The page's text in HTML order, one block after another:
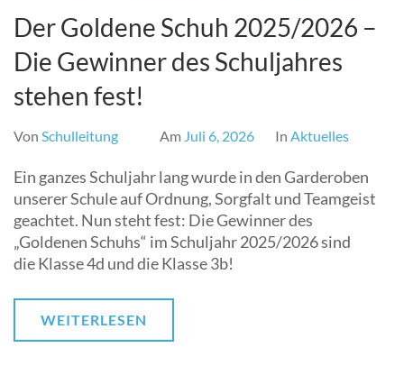
Der Goldene Schuh 2025/2026 –
Die Gewinner des Schuljahres
stehen fest!
Von Schulleitung Am Juli 6, 2026 In Aktuelles
Ein ganzes Schuljahr lang wurde in den Garderoben
unserer Schule auf Ordnung, Sorgfalt und Teamgeist
geachtet. Nun steht fest: Die Gewinner des
„Goldenen Schuhs“ im Schuljahr 2025/2026 sind
die Klasse 4d und die Klasse 3b!
WEITERLESEN